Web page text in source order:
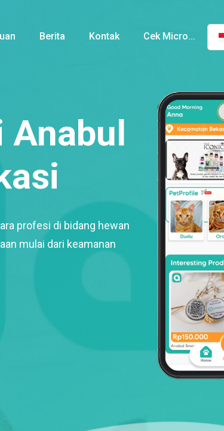
Berita Kontak Cek Micro...
Anabul
profesi di bidang hewan
mulai dari keamanan